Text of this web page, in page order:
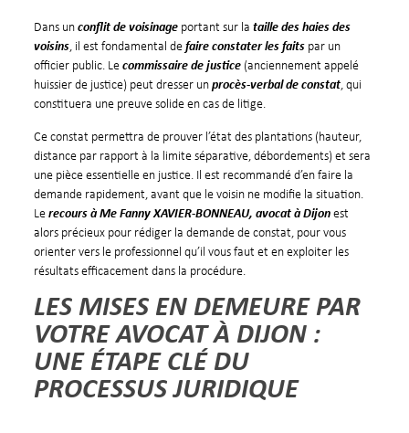
Dans un conflit de voisinageportant sur la taille des haies des
voisins, il est fondamental de faire constater les faitspar un
officier public. Le commissaire de justice(anciennement appelé
huissier de justice) peut dresser un procès-verbal de constat, qui
constituera une preuve solide en cas de litige.
Ce constat permettra de prouver l’état des plantations (hauteur,
distance par rapport à la limite séparative, débordements) et sera
une pièce essentielle en justice. Il est recommandé d’en faire la
demande rapidement, avant que le voisin ne modifie la situation.
Le recours à Me Fanny XAVIER-BONNEAU, avocat à Dijon est
alors précieux pour rédiger la demande de constat, pour vous
orienter vers le professionnel qu’il vous faut et en exploiter les
résultats efficacement dans la procédure.
LES MISES EN DEMEURE PAR
VOTRE AVOCAT À DIJON :
UNE ÉTAPE CLÉ DU
PROCESSUS JURIDIQUE